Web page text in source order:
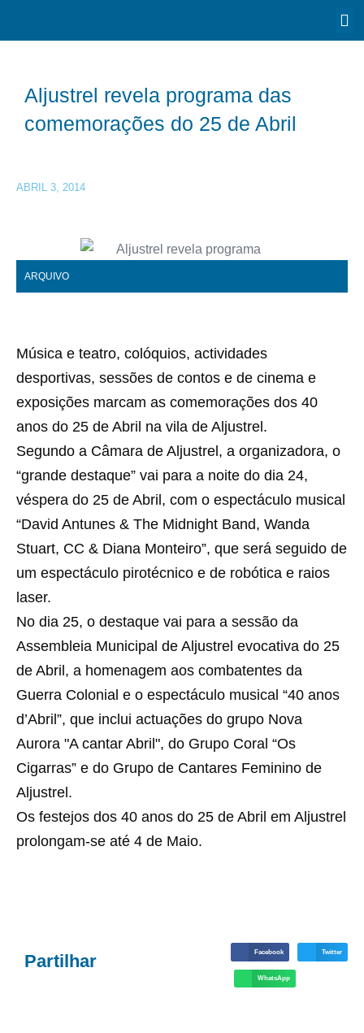
Aljustrel revela programa das
comemorações do 25 de Abril
ABRIL 3, 2014
ARQUIVO
Música e teatro, colóquios, actividades
desportivas, sessões de contos e de cinema e
exposições marcam as comemorações dos 40
anos do 25 de Abril na vila de Aljustrel.
Segundo a Câmara de Aljustrel, a organizadora, o
“grande destaque” vai para a noite do dia 24,
véspera do 25 de Abril, com o espectáculo musical
“David Antunes & The Midnight Band, Wanda
Stuart, CC & Diana Monteiro”, que será seguido de
um espectáculo pirotécnico e de robótica e raios
laser.
No dia 25, o destaque vai para a sessão da
Assembleia Municipal de Aljustrel evocativa do 25
de Abril, a homenagem aos combatentes da
Guerra Colonial e o espectáculo musical “40 anos
d’Abril”, que inclui actuações do grupo Nova
Aurora "A cantar Abril", do Grupo Coral “Os
Cigarras” e do Grupo de Cantares Feminino de
Aljustrel.
Os festejos dos 40 anos do 25 de Abril em Aljustrel
prolongam-se até 4 de Maio.
Partilhar Facebook Twitter
WhatsApp